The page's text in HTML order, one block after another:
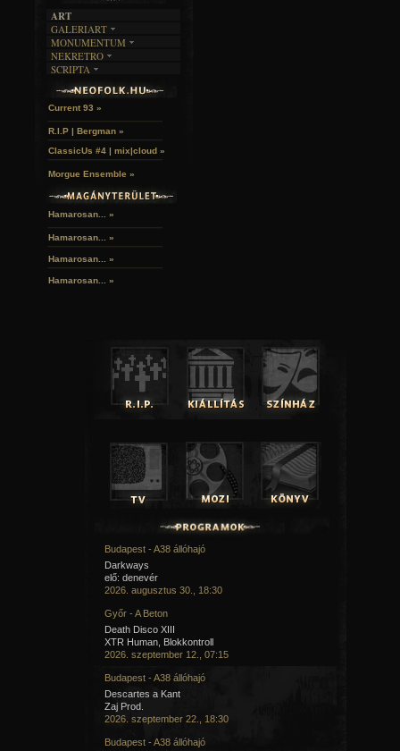
ART
GALERIART
ARTGALERI
KÉPREGÉNYEK
LAKÁSKULTS
MONUMENTUM
TEMETŐK
TEMPLOMOK
VÁRAK
HELYEK
NEKRETRO
SZUBKULT
FEKETE LYUK
RELIKVIÁK
SCRIPTA
NOVELLÁK
Current 93 »
R.I.P | Bergman »
ClassicUs #4 | mix|cloud »
Morgue Ensemble »
Hamarosan... »
Hamarosan... »
Hamarosan... »
Hamarosan... »
Budapest - A38 állóhajó
Darkways
elő: denevér
2026. augusztus 30., 18:30
Győr - A Beton
Death Disco XIII
XTR Human, Blokkontroll
2026. szeptember 12., 07:15
Budapest - A38 állóhajó
Descartes a Kant
Zaj Prod.
2026. szeptember 22., 18:30
Budapest - A38 állóhajó